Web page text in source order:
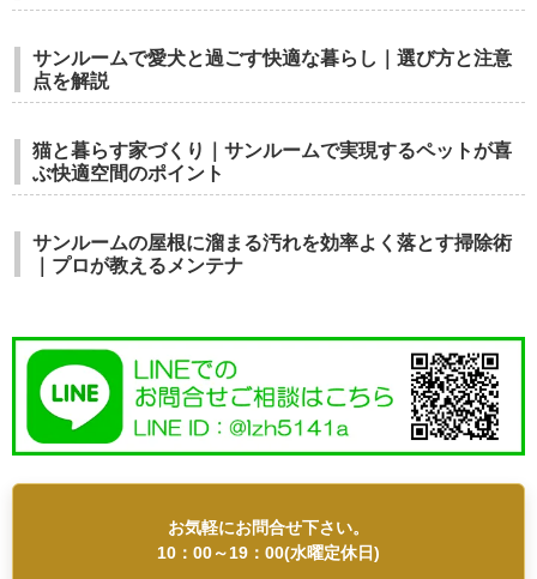
サンルームで愛犬と過ごす快適な暮らし｜選び方と注意
点を解説
猫と暮らす家づくり｜サンルームで実現するペットが喜
ぶ快適空間のポイント
サンルームの屋根に溜まる汚れを効率よく落とす掃除術
｜プロが教えるメンテナ
お気軽にお問合せ下さい。
10：00～19：00(水曜定休日)